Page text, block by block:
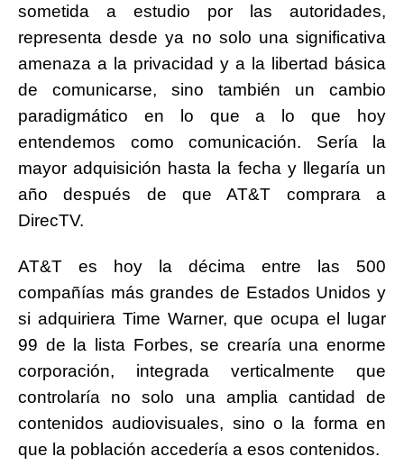
sometida a estudio por las autoridades,
representa desde ya no solo una significativa
amenaza a la privacidad y a la libertad básica
de comunicarse, sino también un cambio
paradigmático en lo que a lo que hoy
entendemos como comunicación. Sería la
mayor adquisición hasta la fecha y llegaría un
año después de que AT&T comprara a
DirecTV.
AT&T es hoy la décima entre las 500
compañías más grandes de Estados Unidos y
si adquiriera Time Warner, que ocupa el lugar
99 de la lista Forbes, se crearía una enorme
corporación, integrada verticalmente que
controlaría no solo una amplia cantidad de
contenidos audiovisuales, sino o la forma en
que la población accedería a esos contenidos.